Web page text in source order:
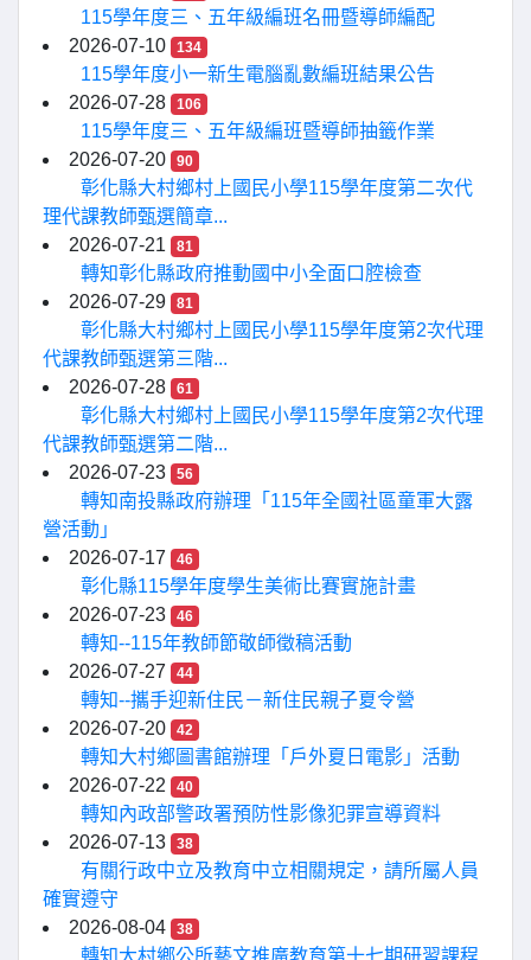
115學年度三、五年級編班名冊暨導師編配
2026-07-10
134
115學年度小一新生電腦亂數編班結果公告
2026-07-28
106
115學年度三、五年級編班暨導師抽籤作業
2026-07-20
90
彰化縣大村鄉村上國民小學115學年度第二次代
理代課教師甄選簡章...
2026-07-21
81
轉知彰化縣政府推動國中小全面口腔檢查
2026-07-29
81
彰化縣大村鄉村上國民小學115學年度第2次代理
代課教師甄選第三階...
2026-07-28
61
彰化縣大村鄉村上國民小學115學年度第2次代理
代課教師甄選第二階...
2026-07-23
56
轉知南投縣政府辦理「115年全國社區童軍大露
營活動」
2026-07-17
46
彰化縣115學年度學生美術比賽實施計畫
2026-07-23
46
轉知--115年教師節敬師徵稿活動
2026-07-27
44
轉知--攜手迎新住民－新住民親子夏令營
2026-07-20
42
轉知大村鄉圖書館辦理「戶外夏日電影」活動
2026-07-22
40
轉知內政部警政署預防性影像犯罪宣導資料
2026-07-13
38
有關行政中立及教育中立相關規定，請所屬人員
確實遵守
2026-08-04
38
轉知大村鄉公所藝文推廣教育第十七期研習課程